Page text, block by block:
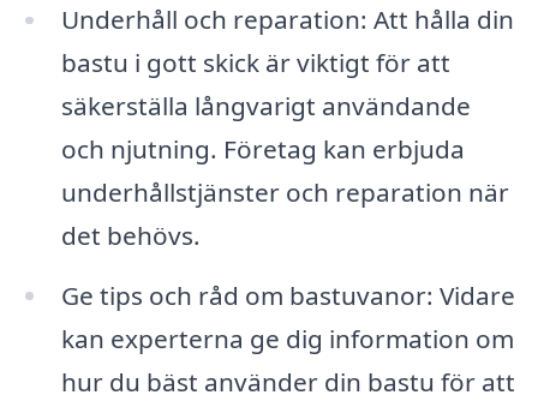
Underhåll och reparation: Att hålla din
bastu i gott skick är viktigt för att
säkerställa långvarigt användande
och njutning. Företag kan erbjuda
underhållstjänster och reparation när
det behövs.
Ge tips och råd om bastuvanor: Vidare
kan experterna ge dig information om
hur du bäst använder din bastu för att